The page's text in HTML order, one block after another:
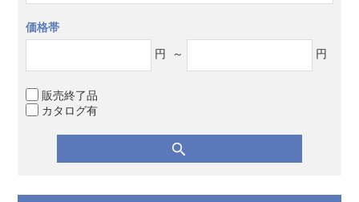
価格帯
円 ～ 円
販売終了品
カタログ有